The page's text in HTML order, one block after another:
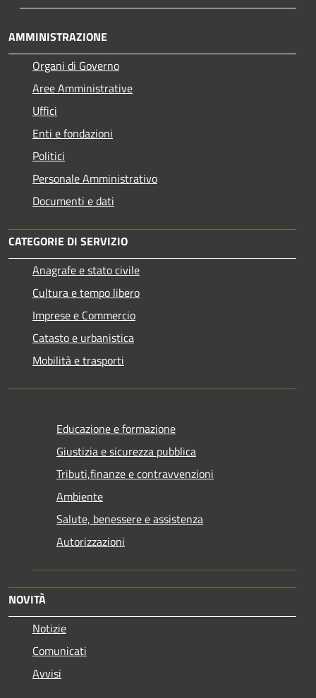
AMMINISTRAZIONE
Organi di Governo
Aree Amministrative
Uffici
Enti e fondazioni
Politici
Personale Amministrativo
Documenti e dati
CATEGORIE DI SERVIZIO
Anagrafe e stato civile
Cultura e tempo libero
Imprese e Commercio
Catasto e urbanistica
Mobilità e trasporti
Educazione e formazione
Giustizia e sicurezza pubblica
Tributi,finanze e contravvenzioni
Ambiente
Salute, benessere e assistenza
Autorizzazioni
NOVITÀ
Notizie
Comunicati
Avvisi